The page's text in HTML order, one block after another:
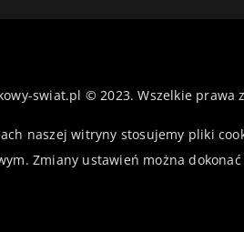
swiat.pl © 2023. Wszelkie prawa
naszej witryny stosujemy pliki
Zmiany ustawień można